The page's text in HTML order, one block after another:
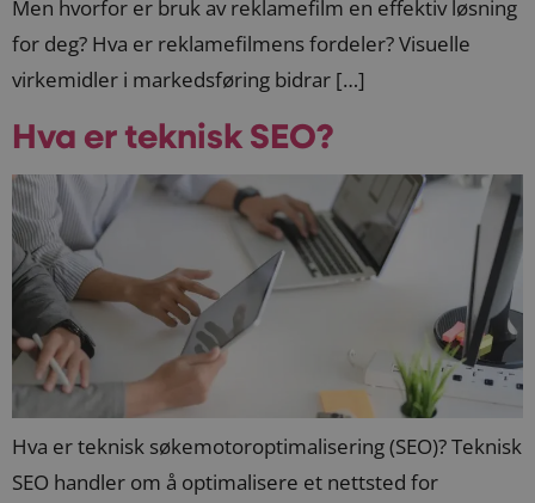
Men hvorfor er bruk av reklamefilm en effektiv løsning
for deg? Hva er reklamefilmens fordeler? Visuelle
virkemidler i markedsføring bidrar […]
Hva er teknisk SEO?
Hva er teknisk søkemotoroptimalisering (SEO)? Teknisk
SEO handler om å optimalisere et nettsted for